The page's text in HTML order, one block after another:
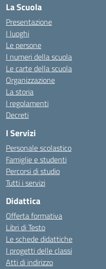
La Scuola
Presentazione
I luoghi
Le persone
I numeri della scuola
Le carte della scuola
Organizzazione
La storia
I regolamenti
Decreti
I Servizi
Personale scolastico
Famiglie e studenti
Percorsi di studio
Tutti i servizi
Didattica
Offerta formativa
Libri di Testo
Le schede didattiche
I progetti delle classi
Atti di indirizzo